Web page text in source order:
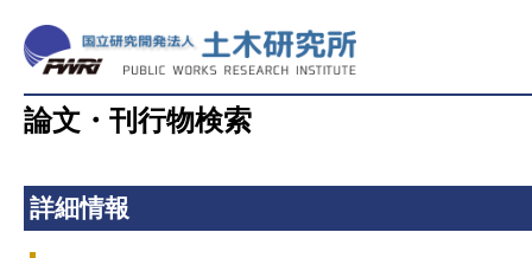
論文・刊行物検索
詳細情報